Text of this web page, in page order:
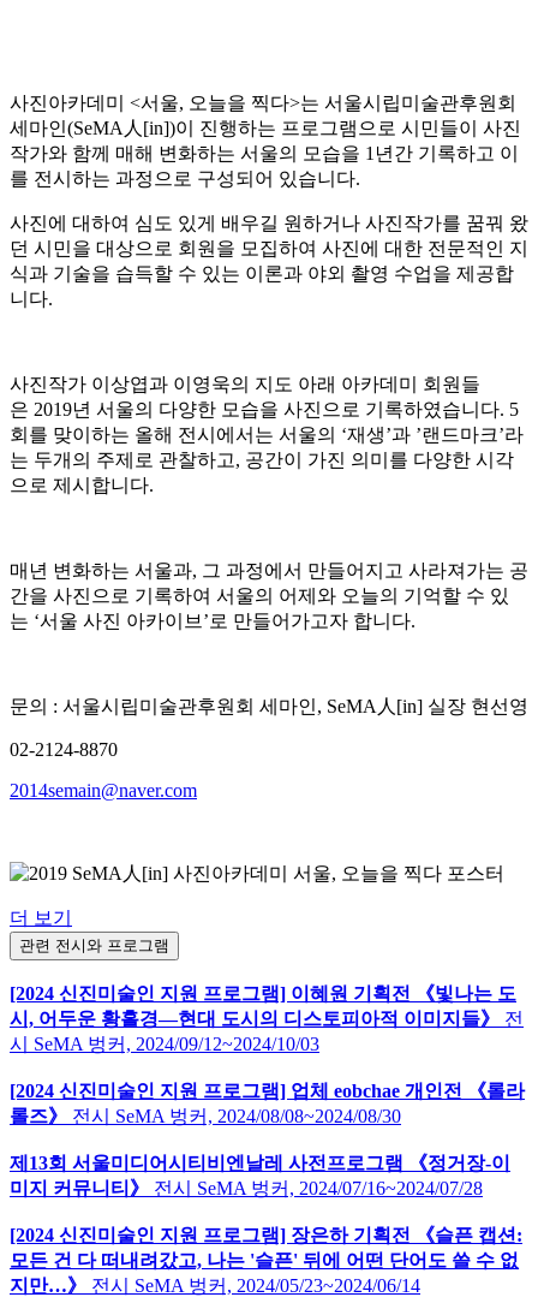
사진아카데미 <서울, 오늘을 찍다>는 서울시립미술관후원회
세마인(SeMA人[in])이 진행하는 프로그램으로 시민들이 사진
작가와 함께 매해 변화하는 서울의 모습을 1년간 기록하고 이
를 전시하는 과정으로 구성되어 있습니다.
사진에 대하여 심도 있게 배우길 원하거나 사진작가를 꿈꿔 왔
던 시민을 대상으로 회원을 모집하여 사진에 대한 전문적인 지
식과 기술을 습득할 수 있는 이론과 야외 촬영 수업을 제공합
니다.
사진작가 이상엽과 이영욱의 지도 아래 아카데미 회원들
은 2019년 서울의 다양한 모습을 사진으로 기록하였습니다. 5
회를 맞이하는 올해 전시에서는 서울의 ‘재생’과 ’랜드마크’라
는 두개의 주제로 관찰하고, 공간이 가진 의미를 다양한 시각
으로 제시합니다.
매년 변화하는 서울과, 그 과정에서 만들어지고 사라져가는 공
간을 사진으로 기록하여 서울의 어제와 오늘의 기억할 수 있
는 ‘서울 사진 아카이브’로 만들어가고자 합니다.
문의 : 서울시립미술관후원회 세마인, SeMA人[in] 실장 현선영
02-2124-8870
2014semain@naver.com
더 보기
관련 전시와 프로그램
[2024 신진미술인 지원 프로그램] 이혜원 기획전 《빛나는 도
시, 어두운 황홀경―현대 도시의 디스토피아적 이미지들》
전
시
SeMA 벙커, 2024/09/12~2024/10/03
[2024 신진미술인 지원 프로그램] 업체 eobchae 개인전 《롤라
롤즈》
전시 SeMA 벙커, 2024/08/08~2024/08/30
제13회 서울미디어시티비엔날레 사전프로그램 《정거장-이
미지 커뮤니티》
전시 SeMA 벙커, 2024/07/16~2024/07/28
[2024 신진미술인 지원 프로그램] 장은하 기획전 《슬픈 캡션:
모든 건 다 떠내려갔고, 나는 '슬픈' 뒤에 어떤 단어도 쓸 수 없
지만…》
전시 SeMA 벙커, 2024/05/23~2024/06/14